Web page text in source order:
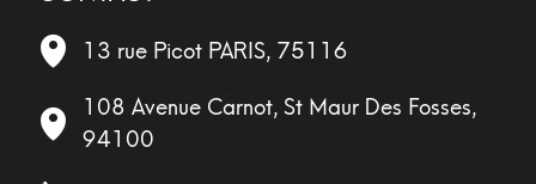
13 rue Picot PARIS, 75116
108 Avenue Carnot, St Maur Des Fosses,
94100